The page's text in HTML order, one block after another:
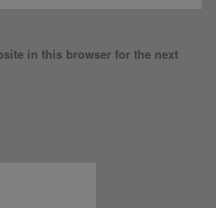
in this browser for the next